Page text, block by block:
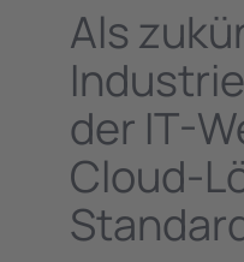
Als
der IT-
Cloud-